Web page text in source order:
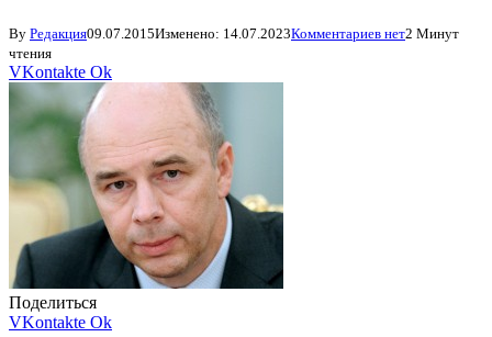
By Редакция09.07.2015Изменено: 14.07.2023Комментариев нет2 Минут
чтения
VKontakte Ok
Поделиться
VKontakte Ok